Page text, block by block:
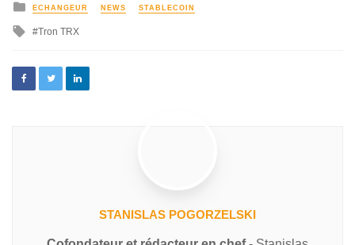
ECHANGEUR NEWS STABLECOIN
Tron TRX
STANISLAS POGORZELSKI